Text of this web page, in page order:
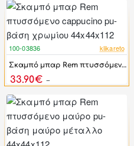
-49%
100-03836 klikareto
Σκαμπό μπαρ Rem πτυσσόμενο cappucino pu-βάση χρωμίου 44x44x112
33.90€